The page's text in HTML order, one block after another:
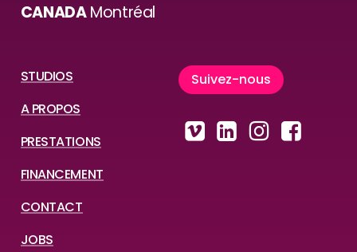
CANADAMontréal
STUDIOS
A PROPOS
PRESTATIONS
FINANCEMENT
CONTACT
JOBS
Suivez-nous